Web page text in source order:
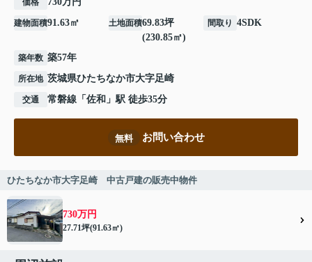
価格
建物面積91.63㎡ 土地面積69.83坪
(230.85㎡)
間取り 4SDK
築年数 築57年
所在地 茨城県ひたちなか市大字足崎
交通 常磐線 「 佐和 」駅 徒歩35分
無料 お問い合わせ
ひたちなか市大字足崎 中古戸建の販売中物件
730万円
27.71坪(91.63㎡)